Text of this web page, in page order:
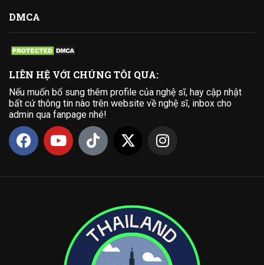
DMCA
LIÊN HỆ VỚI CHÚNG TÔI QUA:
Nếu muốn bổ sung thêm profile của nghệ sĩ, hay cập nhật
bất cứ thông tin nào trên website về nghệ sĩ, inbox cho
admin qua fanpage nhé!